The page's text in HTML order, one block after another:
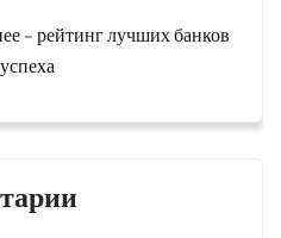
– рейтинг лучших банков